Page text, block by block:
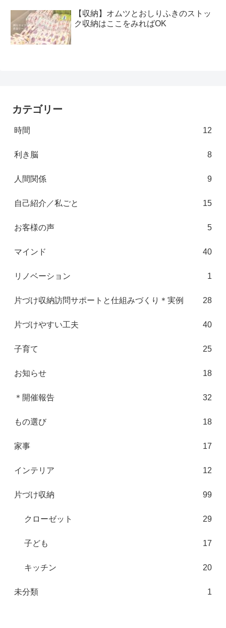
【収納】オムツとおしりふきのストッ
ク収納はここをみればOK
カテゴリー
時間 12
利き脳 8
人間関係 9
自己紹介／私ごと 15
お客様の声 5
マインド 40
リノベーション 1
片づけ収納訪問サポートと仕組みづくり＊実例 28
片づけやすい工夫 40
子育て 25
お知らせ 18
＊開催報告 32
もの選び 18
家事 17
インテリア 12
片づけ収納 99
クローゼット 29
子ども 17
キッチン 20
未分類 1